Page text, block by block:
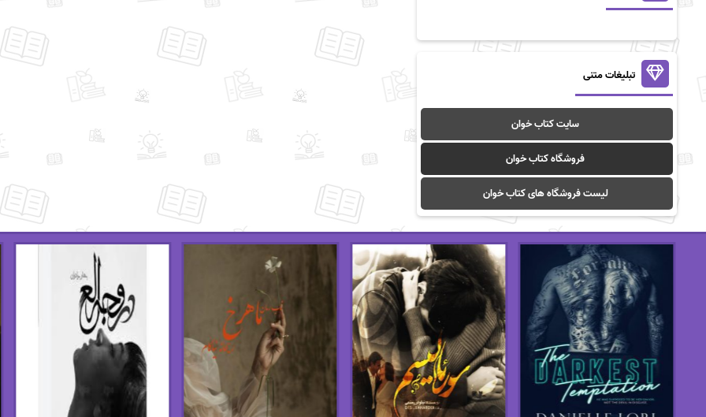
تبلیغات متنی
سایت کتاب خوان
فروشگاه کتاب خوان
لیست فروشگاه های کتاب خوان